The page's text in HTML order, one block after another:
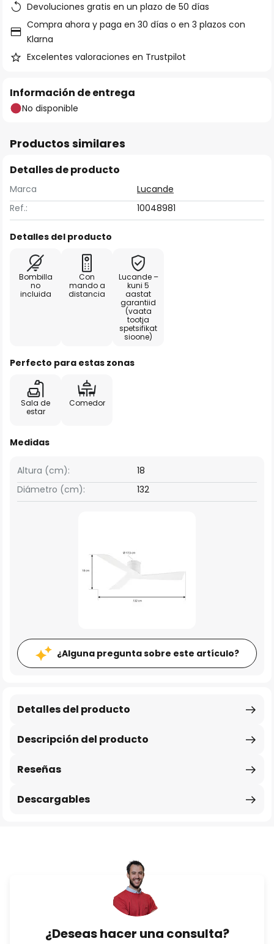
Devoluciones gratis en un plazo de 50 días
Compra ahora y paga en 30 días o en 3 plazos con
Klarna
Excelentes valoraciones en Trustpilot
Información de entrega
No disponible
Productos similares
Detalles de producto
Marca
Lucande
Ref.:
10048981
Detalles del producto
Bombilla
no
incluida
Con
mando a
distancia
Lucande –
kuni 5
aastat
garantiid
(vaata
tootja
spetsifikat
sioone)
Perfecto para estas zonas
Sala de
estar
Comedor
Medidas
Altura (cm):
18
Diámetro (cm):
132
¿Alguna pregunta sobre este artículo?
Descripción del producto
Detalles del producto
Reseñas
Descargables
¿Deseas hacer una consulta?